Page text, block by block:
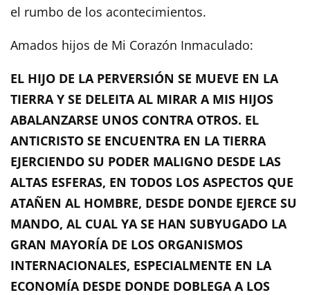
el rumbo de los acontecimientos.
Amados hijos de Mi Corazón Inmaculado:
EL HIJO DE LA PERVERSIÓN SE MUEVE EN LA
TIERRA Y SE DELEITA AL MIRAR A MIS HIJOS
ABALANZARSE UNOS CONTRA OTROS. EL
ANTICRISTO SE ENCUENTRA EN LA TIERRA
EJERCIENDO SU PODER MALIGNO DESDE LAS
ALTAS ESFERAS, EN TODOS LOS ASPECTOS QUE
ATAÑEN AL HOMBRE, DESDE DONDE EJERCE SU
MANDO, AL CUAL YA SE HAN SUBYUGADO LA
GRAN MAYORÍA DE LOS ORGANISMOS
INTERNACIONALES, ESPECIALMENTE EN LA
ECONOMÍA DESDE DONDE DOBLEGA A LOS